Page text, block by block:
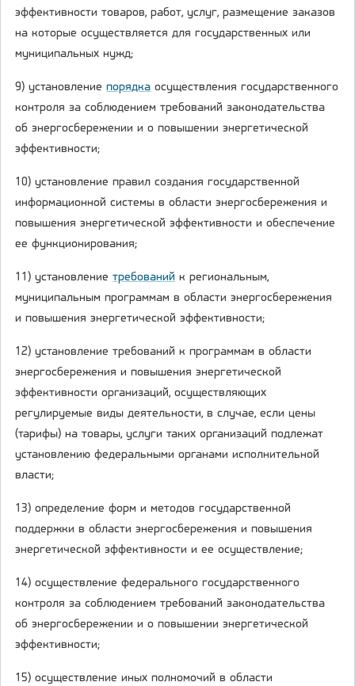
эффективности товаров, работ, услуг, размещение заказов
на которые осуществляется для государственных или
муниципальных нужд;
9) установление порядка осуществления государственного
контроля за соблюдением требований законодательства
об энергосбережении и о повышении энергетической
эффективности;
10) установление правил создания государственной
информационной системы в области энергосбережения и
повышения энергетической эффективности и обеспечение
ее функционирования;
11) установление требований к региональным,
муниципальным программам в области энергосбережения
и повышения энергетической эффективности;
12) установление требований к программам в области
энергосбережения и повышения энергетической
эффективности организаций, осуществляющих
регулируемые виды деятельности, в случае, если цены
(тарифы) на товары, услуги таких организаций подлежат
установлению федеральными органами исполнительной
власти;
13) определение форм и методов государственной
поддержки в области энергосбережения и повышения
энергетической эффективности и ее осуществление;
14) осуществление федерального государственного
контроля за соблюдением требований законодательства
об энергосбережении и о повышении энергетической
эффективности;
15) осуществление иных полномочий в области